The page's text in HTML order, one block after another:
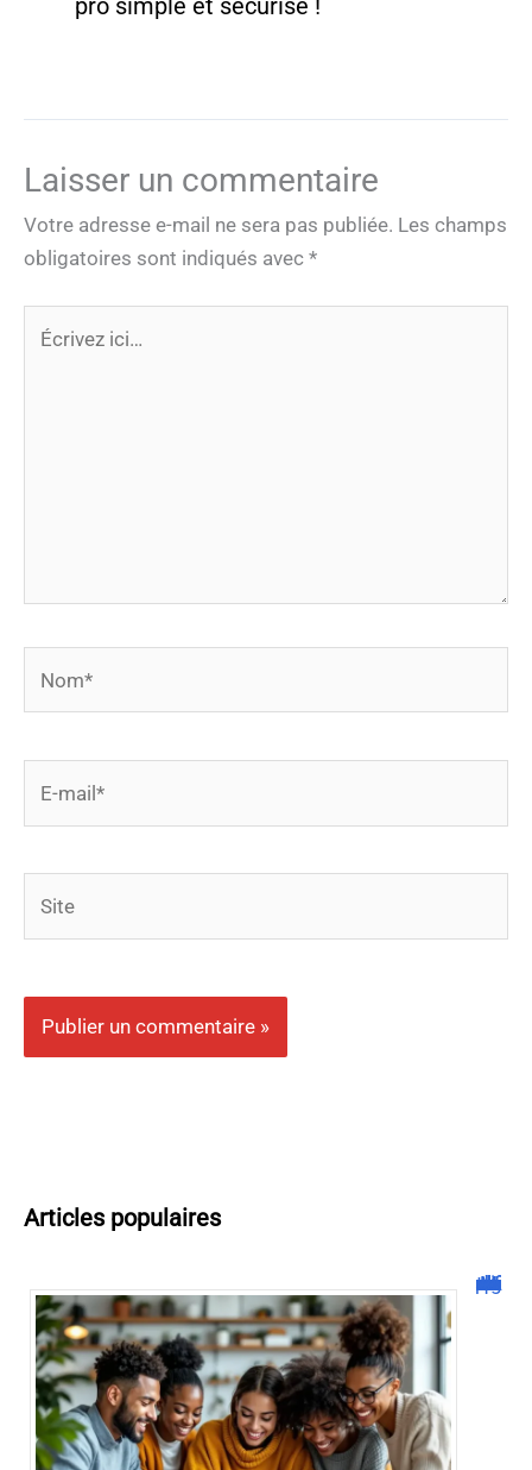
pro simple et sécurisé !
Laisser un commentaire
Votre adresse e-mail ne sera pas publiée. Les champs
obligatoires sont indiqués avec *
ici…
Articles populaires
Malgrim com : tout ce que vous devez savoir sur la plateforme !